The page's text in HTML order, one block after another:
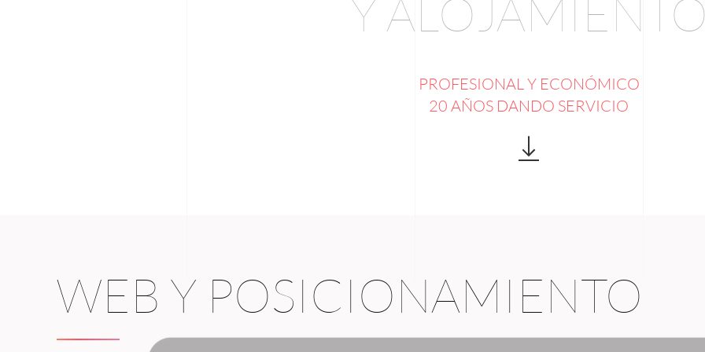
Y
PROFESIONAL Y ECONÓMICO
20 AÑOS DANDO SERVICIO
WEB Y POSICIONAMIENTO